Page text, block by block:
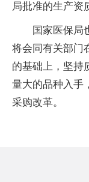
局批准的生产资
国家医保局
将会同有关部门
的基础上，坚持
量大的品种入手
采购改革。